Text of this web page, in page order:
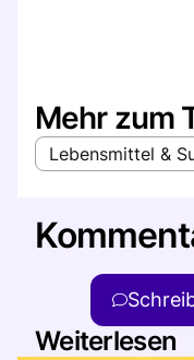
Mehr zum
Lebensmittel &
Weiterlesen